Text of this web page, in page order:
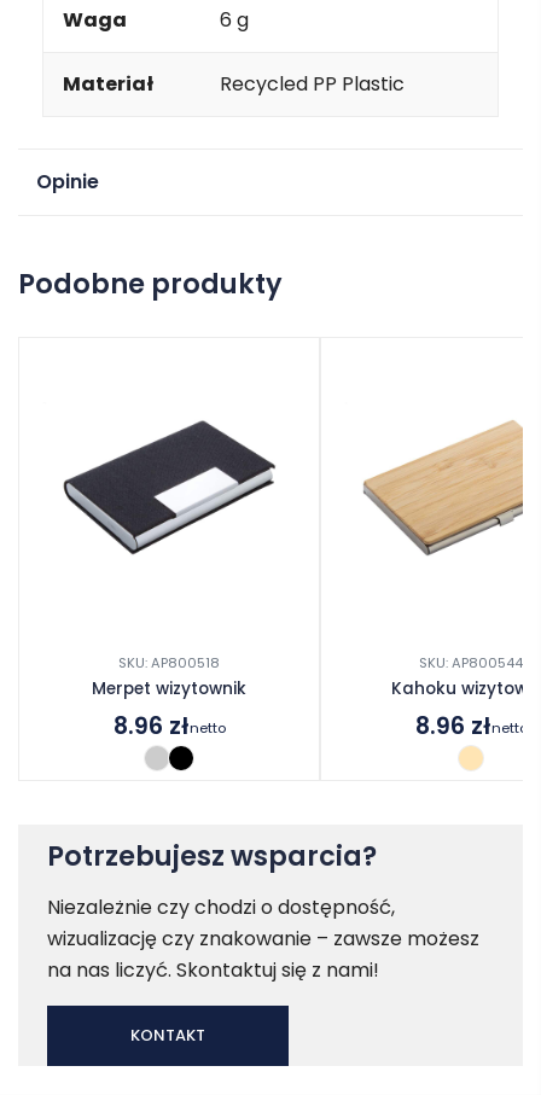
Waga 6 g
Materiał Recycled PP Plastic
Opinie
Podobne produkty
SKU: AP800518
Merpet wizytownik
8.96 złnetto
SKU: AP800544
Kahoku
8.96 złnetto
Potrzebujesz wsparcia?
Niezależnie czy chodzi o dostępność,
wizualizację czy znakowanie – zawsze możesz
na nas liczyć. Skontaktuj się z nami!
KONTAKT